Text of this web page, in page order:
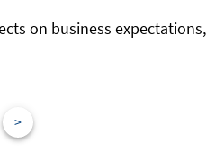
on business expectations,
>